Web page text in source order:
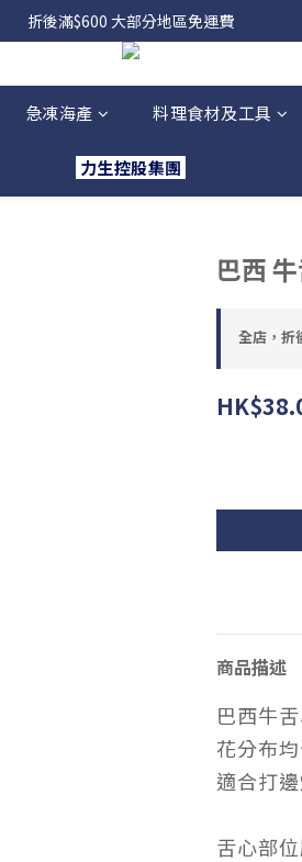
；如想在 8 月 11 日至 8 月 15 日收貨，請
折後滿$600 大部分地區免運費
；如想在 8 月 11 日至 8 月 15 日收貨，請
急凍海產 料理食材及工具
力生控股集團
巴西
全店，折
商品描述
巴西牛
花分布
適合打
舌心部